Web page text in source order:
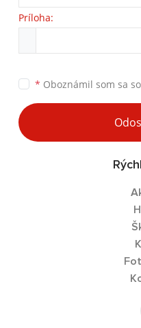
Príloha:
* Oboznámil som sa so